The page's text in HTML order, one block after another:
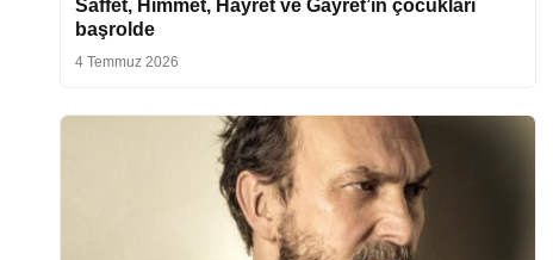
Saffet, Himmet, Hayret ve Gayret’in çocukları
başrolde
4 Temmuz 2026